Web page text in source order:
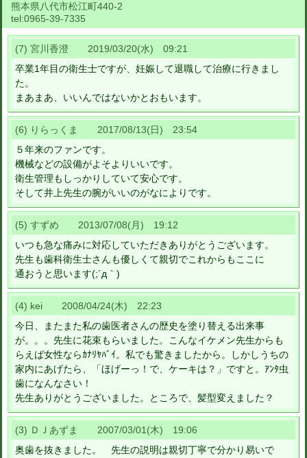
熊本県八代市松江町440-2
tel:0965-39-7335
(7) 宮川香澄 2019/03/20(水) 09:21
卒業1年目の衛生士ですが、妊娠して退職して治療に行きまし
た。
まあまあ、いいんではないかとおもいます。
(6) りらっくま 2017/08/13(日) 23:54
５年来のファンです。
機械などの設備がよそよりいいです。
衛生管理もしっかりしていて安心です。
そして井上先生の腕がいいのがなによりです。
(5) すずめ 2013/07/08(月) 19:12
いつも急な痛みに対応していただきありがとうございます。
先生も歯科衛生士さんも優しくて親切でこれからもここに
通おうと思います(;´д｀)
(4) kei 2008/04/24(木) 22:23
今日、またまた私の歯医者さんの歴史を塗り替える出来事
が。。。先生に花束もらいました。こんなイケメン先生からも
らえば女性ならｶﾅﾘﾔﾊﾞｲ。私でも驚きましたから。しかしうちの
家内にあげたら、「ほげーっ！で、ケーキは？」ですと。ｱﾝﾀ虫
歯になんなさい！
先生ありがとうございました。ところで、髪型変えました？
(3) ＤＪあずま 2007/03/01(木) 19:06
奥歯を抜きました。 先生の説明は親切丁寧で分かり易いで